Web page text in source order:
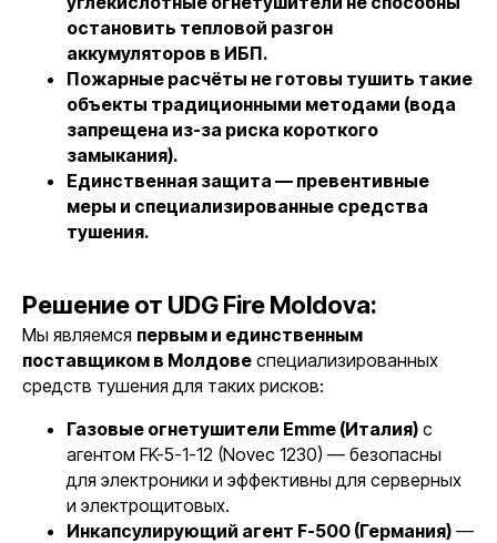
остановить тепловой разгон
аккумуляторов в ИБП.
Пожарные расчёты не готовы тушить такие
объекты традиционными методами (вода
запрещена из-за риска короткого
замыкания).
Единственная защита — превентивные
меры и специализированные средства
тушения.
Решение от UDG Fire Moldova:
Мы являемся первым и единственным
поставщиком в Молдове специализированных
средств тушения для таких рисков:
Газовые огнетушители Emme (Италия) с
агентом FK-5-1-12 (Novec 1230) — безопасны
для электроники и эффективны для серверных
и электрощитовых.
Инкапсулирующий агент F-500 (Германия) —